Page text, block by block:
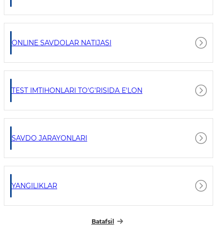
ONLINE SAVDOLAR NATIJASI
TEST IMTIHONLARI TO'G'RISIDA E'LON
SAVDO JARAYONLARI
YANGILIKLAR
Batafsil